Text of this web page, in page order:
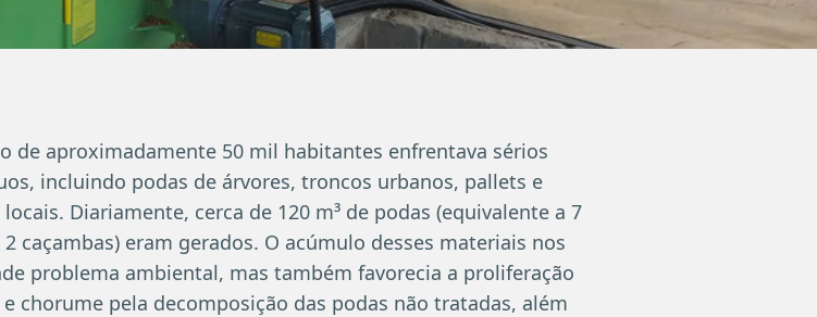
de aproximadamente 50 mil habitantes enfrentava sérios
incluindo podas de árvores, troncos urbanos, pallets e
Diariamente, cerca de 120 m³ de podas (equivalente a 7
caçambas) eram gerados. O acúmulo desses materiais nos
problema ambiental, mas também favorecia a proliferação
chorume pela decomposição das podas não tratadas, além